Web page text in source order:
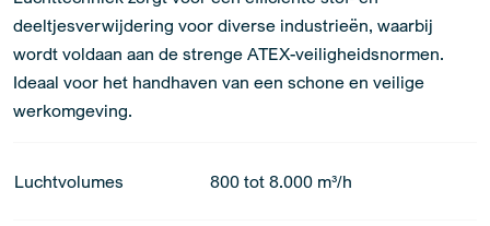
deeltjesverwijdering voor diverse industrieën, waarbij
wordt voldaan aan de strenge ATEX-veiligheidsnormen.
Ideaal voor het handhaven van een schone en veilige
werkomgeving.
Luchtvolumes 800 tot 8.000 m³/h